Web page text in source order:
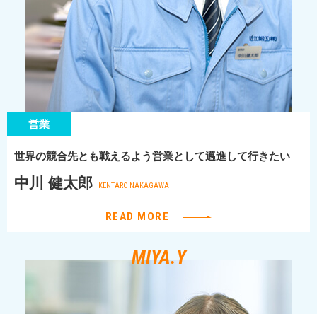
営業
世界の競合先とも戦えるよう営業として邁進して行きたい
中川 健太郎 KENTARO NAKAGAWA
READ MORE
MIYA.Y